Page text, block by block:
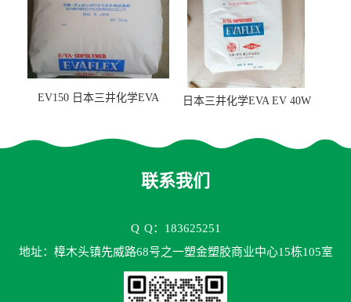
EV150 日本三井化学EVA
日本三井化学EVA EV 40W
联系我们
Q Q：183625251
地址：樟木头镇先威路68号之一塑金塑胶商业中心15栋105室